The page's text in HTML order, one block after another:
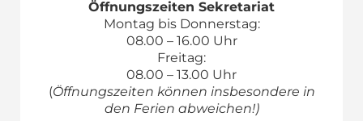
Öffnungszeiten Sekretariat
Montag bis Donnerstag:
08.00 – 16.00 Uhr
Freitag:
08.00 – 13.00 Uhr
(Öffnungszeiten können insbesondere in
den Ferien abweichen!)